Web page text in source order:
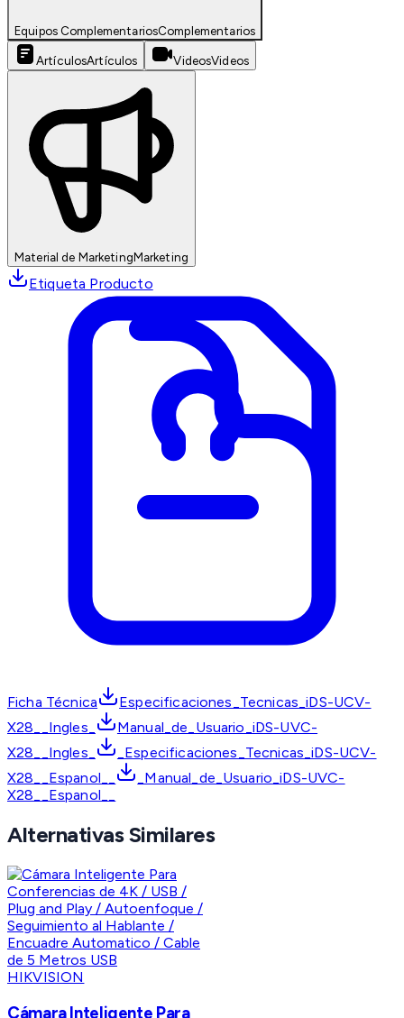
Equipos ComplementariosComplementarios
ArtículosArtículos VideosVideos
Material de MarketingMarketing
Etiqueta Producto
Ficha Técnica
Especificaciones_Tecnicas_iDS-UCV-
X28__Ingles_
Manual_de_Usuario_iDS-UVC-
X28__Ingles_
_Especificaciones_Tecnicas_iDS-UCV-
X28__Espanol__
_Manual_de_Usuario_iDS-UVC-
X28__Espanol__
Alternativas Similares
HIKVISION
Cámara Inteligente Para